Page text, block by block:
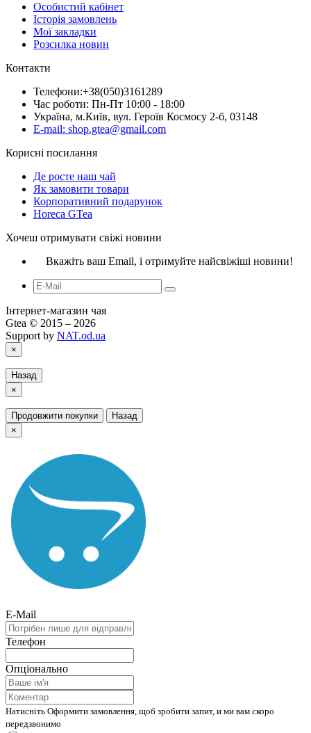
Особистий кабінет
Історія замовлень
Мої закладки
Розсилка новин
Контакти
Телефони:+38(050)3161289
Час роботи: Пн-Пт 10:00 - 18:00
Україна, м.Київ, вул. Героїв Космосу 2-б, 03148
E-mail: shop.gtea@gmail.com
Корисні посилання
Де росте наш чай
Як замовити товари
Корпоративний подарунок
Horeca GTea
Хочеш отримувати свіжі новини
Вкажіть ваш Email, і отримуйте найсвіжіші новини!
Інтернет-магазин чая
Gtea © 2015 – 2026
Support by NAT.od.ua
×
Назад
×
Продовжити покупки
Назад
×
E-Mail
Телефон
Опціонально
Натисніть Оформити замовлення, щоб зробити запит, и ми вам скоро
передзвонимо